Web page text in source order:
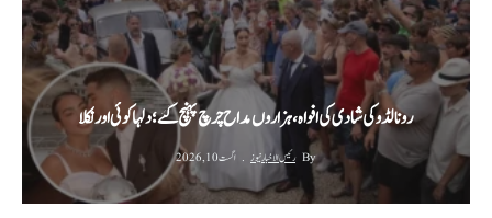
رونالڈو کی شادی کی افواہ، ہزاروں مداح چرچ پہنچ گئے؛ دلہا کوئی اور نکلا
By رئیس الاخبار نیوز اگست 10, 2026